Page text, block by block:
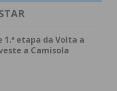
1.ª etapa da Volta a
a Camisola